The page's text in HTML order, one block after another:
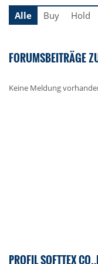
Alle
Buy Hold
FORUMSBEITRÄGE
Keine Meldung
PROFIL SOFTTEX